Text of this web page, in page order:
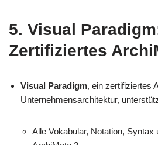
5. Visual
Zertifiziertes
Visual Paradigm, ein zertifiziertes
Unternehmensarchitektur,
Alle Vokabular, Notation, Syntax